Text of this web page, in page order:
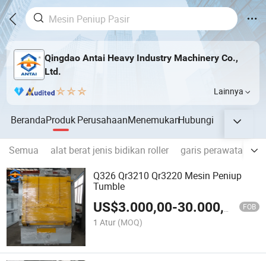
Qingdao Antai Heavy Industry Machinery Co.,
Ltd.
Lainnya
BerandaProdukPerusahaanMenemukanHubungi
Semua alat berat jenis bidikan roller
garis perawatan
Q326 Qr3210 Qr3220 Mesin Peniup
Tumble
US$3.000,00-30.000,00 FOB
1 Atur (MOQ)